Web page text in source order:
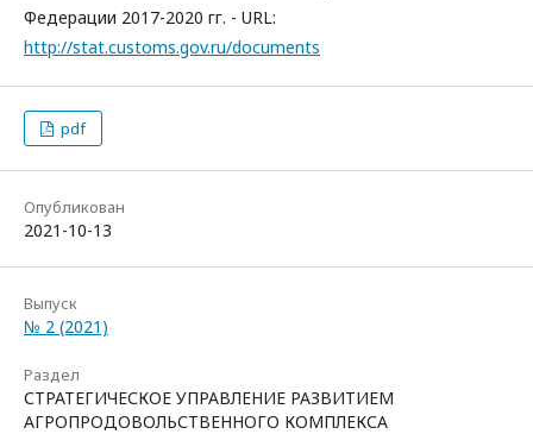
Федерации 2017-2020 гг. - URL:
http://stat.customs.gov.ru/documents
pdf
Опубликован
2021-10-13
Выпуск
№ 2 (2021)
Раздел
СТРАТЕГИЧЕСКОЕ УПРАВЛЕНИЕ РАЗВИТИЕМ
АГРОПРОДОВОЛЬСТВЕННОГО КОМПЛЕКСА